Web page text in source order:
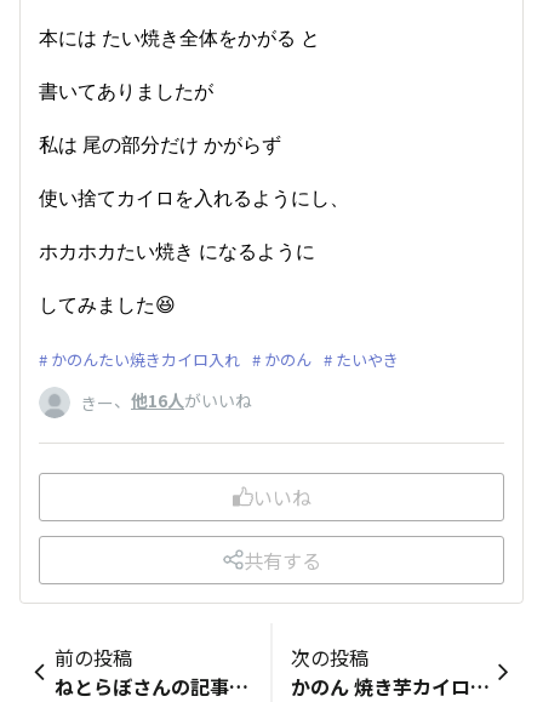
本には たい焼き全体をかがる と
書いてありましたが
私は 尾の部分だけ かがらず
使い捨てカイロを入れるようにし、
ホカホカたい焼き になるように
してみました😆
かのんたい焼きカイロ入れ かのん たいやき
きー、 他16人がいいね
いいね
共有する
前の投稿
ねとらぼさんの記事になりました！
次の投稿
かのん 焼き芋カイロ入れ